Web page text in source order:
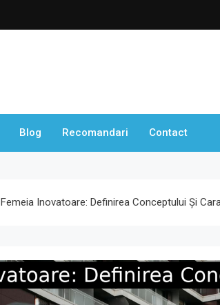
Blog Recomandari Contact
Femeia Inovatoare: Definirea Conceptului Și